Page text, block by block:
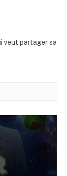
veut partager sa